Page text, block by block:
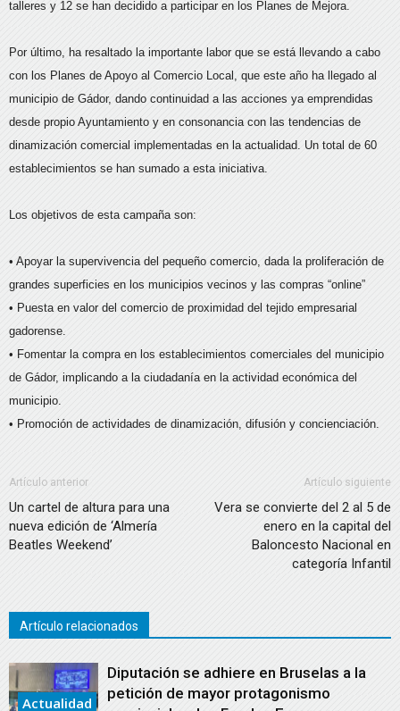
talleres y 12 se han decidido a participar en los Planes de Mejora.
Por último, ha resaltado la importante labor que se está llevando a cabo
con los Planes de Apoyo al Comercio Local, que este año ha llegado al
municipio de Gádor, dando continuidad a las acciones ya emprendidas
desde propio Ayuntamiento y en consonancia con las tendencias de
dinamización comercial implementadas en la actualidad. Un total de 60
establecimientos se han sumado a esta iniciativa.
Los objetivos de esta campaña son:
• Apoyar la supervivencia del pequeño comercio, dada la proliferación de
grandes superficies en los municipios vecinos y las compras “online”
• Puesta en valor del comercio de proximidad del tejido empresarial
gadorense.
• Fomentar la compra en los establecimientos comerciales del municipio
de Gádor, implicando a la ciudadanía en la actividad económica del
municipio.
• Promoción de actividades de dinamización, difusión y concienciación.
Artículo anterior
Un cartel de altura para una
nueva edición de ‘Almería
Beatles Weekend’
Artículo siguiente
Vera se convierte del 2 al 5 de
enero en la capital del
Baloncesto Nacional en
categoría Infantil
Artículo relacionados
Actualidad
Diputación se adhiere en Bruselas a la
petición de mayor protagonismo